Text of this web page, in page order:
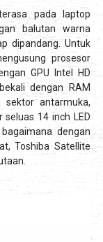
pada laptop
balutan warna
dipandang. Untuk
prosesor
GPU Intel HD
dengan RAM
antarmuka,
14 inch LED
dengan
Toshiba Satellite